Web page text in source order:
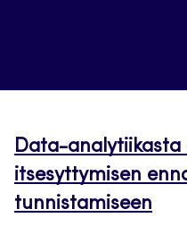
Data-analytiikasta
itsesyttymisen
tunnistamiseen